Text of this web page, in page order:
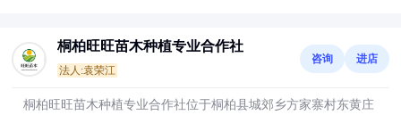
桐柏旺旺苗木种植专业合作社
法人:袁荣江
咨询 进店
桐柏旺旺苗木种植专业合作社位于桐柏县城郊乡方家寨村东黄庄